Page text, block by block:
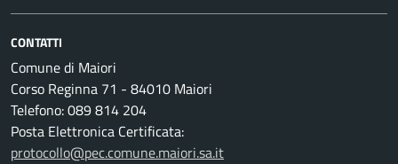
CONTATTI
Comune di Maiori
Corso Reginna 71 - 84010 Maiori
Telefono: 089 814 204
Posta Elettronica Certificata:
protocollo@pec.comune.maiori.sa.it